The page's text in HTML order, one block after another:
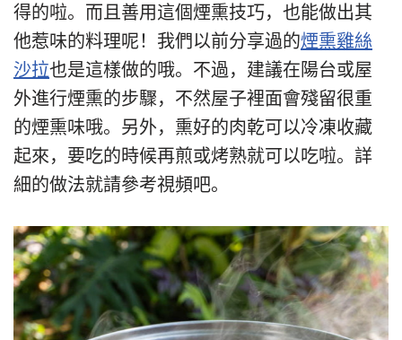
得的啦。而且善用這個煙熏技巧，也能做出其
他惹味的料理呢！我們以前分享過的煙熏雞絲
沙拉也是這樣做的哦。不過，建議在陽台或屋
外進行煙熏的步驟，不然屋子裡面會殘留很重
的煙熏味哦。另外，熏好的肉乾可以冷凍收藏
起來，要吃的時候再煎或烤熟就可以吃啦。詳
細的做法就請參考視頻吧。